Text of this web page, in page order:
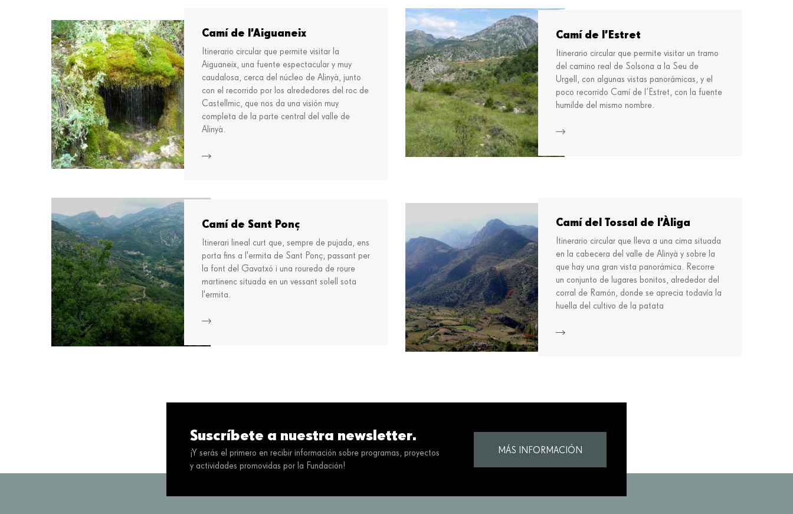
Camí de l’Aiguaneix
Itinerario circular que permite visitar la
Aiguaneix, una fuente espectacular y muy
caudalosa, cerca del núcleo de Alinyà, junto
con el recorrido por los alrededores del roc de
Castellmic, que nos da una visión muy
completa de la parte central del valle de
Alinyà.
Más información
Camí de l’Estret
Itinerario circular que permite visitar un tramo
del camino real de Solsona a la Seu de
Urgell, con algunas vistas panorámicas, y el
poco recorrido Camí de l’Estret, con la fuente
humilde del mismo nombre.
Camí de Sant Ponç
Itinerari lineal curt que, sempre de pujada, ens
porta fins a l'ermita de Sant Ponç, passant per
la font del Gavatxó i una roureda de roure
martinenc situada en un vessant solell sota
l'ermita.
Més informació
Camí del Tossal de l’Àliga
Itinerario circular que lleva a una cima situada
en la cabecera del valle de Alinyà y sobre la
que hay una gran vista panorámica. Recorre
un conjunto de lugares bonitos, alrededor del
corral de Ramón, donde se aprecia todavía la
huella del cultivo de la patata
Suscríbete a nuestra newsletter.
¡Y serás el primero en recibir información sobre programas, proyectos
y actividades promovidas por la Fundación!
MÁS INFORMACIÓN